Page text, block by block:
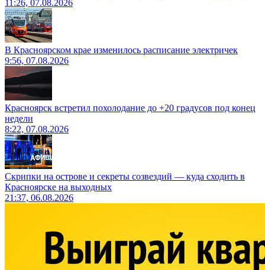
11:26, 07.08.2026
В Красноярском крае изменилось расписание электричек
9:56, 07.08.2026
Красноярск встретил похолодание до +20 градусов под конец
недели
8:22, 07.08.2026
Скрипки на острове и секреты созвездий — куда сходить в
Красноярске на выходных
21:37, 06.08.2026